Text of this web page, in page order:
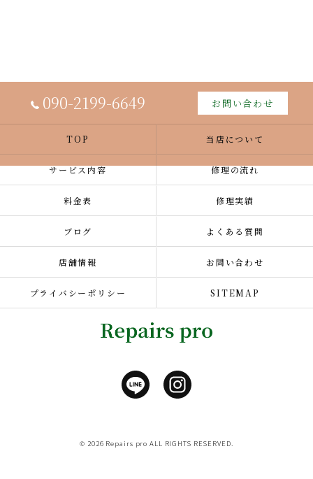
090-2199-6649 お問い合わせ
TOP 当店について
サービス内容 修理の流れ
料金表 修理実績
ブログ よくある質問
店舗情報 お問い合わせ
プライバシーポリシー SITEMAP
© 2026 Repairs pro ALL RIGHTS RESERVED.